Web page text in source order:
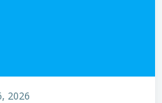
2026